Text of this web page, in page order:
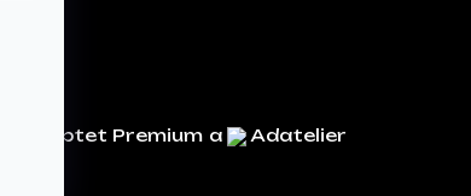
Shoptet Premium a Adatelier